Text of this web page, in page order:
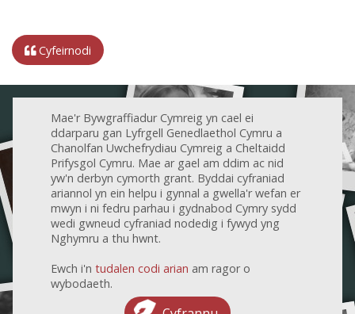
Cyfeirnodi
Mae'r Bywgraffiadur Cymreig yn cael ei
ddarparu gan Lyfrgell Genedlaethol Cymru a
Chanolfan Uwchefrydiau Cymreig a Cheltaidd
Prifysgol Cymru. Mae ar gael am ddim ac nid
yw'n derbyn cymorth grant. Byddai cyfraniad
ariannol yn ein helpu i gynnal a gwella'r wefan er
mwyn i ni fedru parhau i gydnabod Cymry sydd
wedi gwneud cyfraniad nodedig i fywyd yng
Nghymru a thu hwnt.
Ewch i'n tudalen codi arian am ragor o
wybodaeth.